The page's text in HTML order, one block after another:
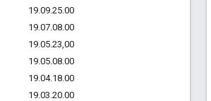
19.09.25.00
19.07.08.00
19.05.23,00
19.05.08.00
19.04.18.00
19.03.20.00